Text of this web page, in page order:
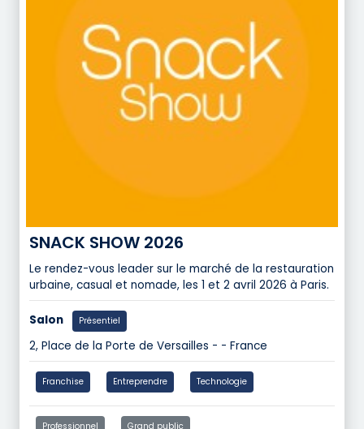
SNACK SHOW 2026
Le rendez-vous leader sur le marché de la restauration
urbaine, casual et nomade, les 1 et 2 avril 2026 à Paris.
Salon Présentiel
2, Place de la Porte de Versailles - - France
Franchise Entreprendre Technologie
Professionnel Grand public